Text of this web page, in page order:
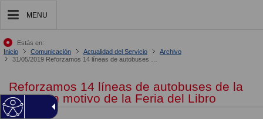
MENU
Estás en:
Inicio
Comunicación Actualidad del Servicio
Archivo
Reforzamos 14 líneas de autobuses de la
EMT con motivo de la Feria del Libro